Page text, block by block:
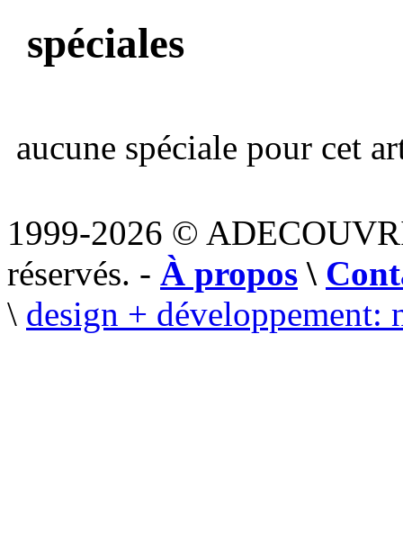
spéciales
aucune spéciale pour cet
1999-2026 ©
réservés. - À propos \
\ design + développement: